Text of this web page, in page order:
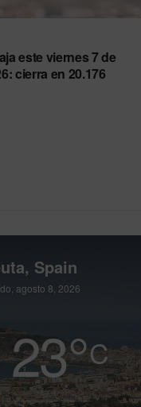
este viernes 7 de
cierra en 20.176
Spain
agosto 8, 2026
23°C